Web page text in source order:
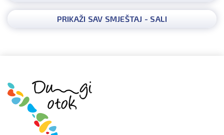
PRIKAŽI SAV SMJEŠTAJ - SALI